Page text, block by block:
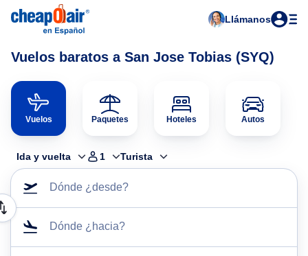
Llámanos
Vuelos baratos a San Jose Tobias (SYQ)
Vuelos Paquetes Hoteles Autos
Ida y vuelta 1 Turista
Dónde ¿desde?
Dónde ¿hacia?